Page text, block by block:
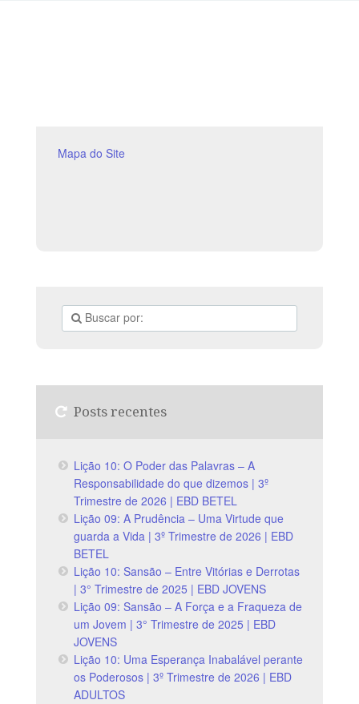
Mapa do Site
Posts recentes
Lição 10: O Poder das Palavras – A
Responsabilidade do que dizemos | 3º
Trimestre de 2026 | EBD BETEL
Lição 09: A Prudência – Uma Virtude que
guarda a Vida | 3º Trimestre de 2026 | EBD
BETEL
Lição 10: Sansão – Entre Vitórias e Derrotas
| 3° Trimestre de 2025 | EBD JOVENS
Lição 09: Sansão – A Força e a Fraqueza de
um Jovem | 3° Trimestre de 2025 | EBD
JOVENS
Lição 10: Uma Esperança Inabalável perante
os Poderosos | 3º Trimestre de 2026 | EBD
ADULTOS